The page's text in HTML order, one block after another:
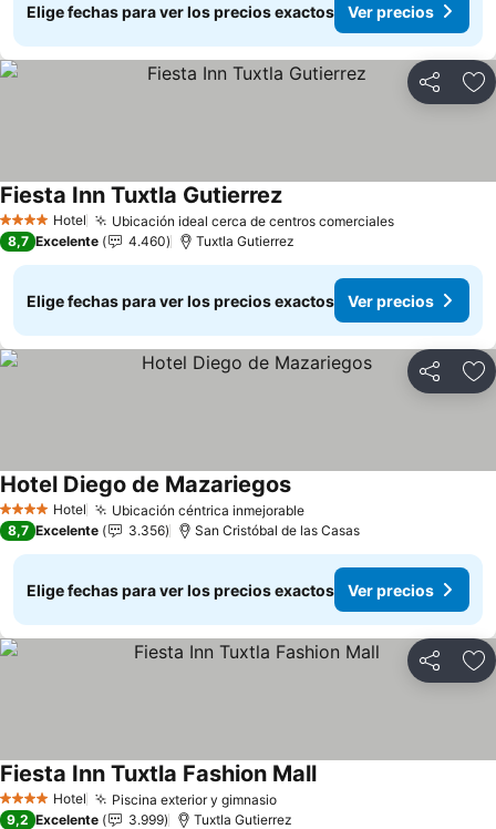
Elige fechas para ver los precios exactos Ver precios
Compartir
4 EstrellasHotel Ubicación ideal cerca de centros comerciales
Fiesta Inn Tuxtla Gutierrez
8,7 Excelente 4.460 Tuxtla Gutierrez
Elige fechas para ver los precios exactos Ver precios
Compartir
4 EstrellasHotel Ubicación céntrica inmejorable
Hotel Diego de Mazariegos
8,7 Excelente 3.356 San Cristóbal de las Casas
Elige fechas para ver los precios exactos Ver precios
Compartir
4 EstrellasHotel Piscina exterior y gimnasio
Fiesta Inn Tuxtla Fashion Mall
9,2 Excelente 3.999 Tuxtla Gutierrez